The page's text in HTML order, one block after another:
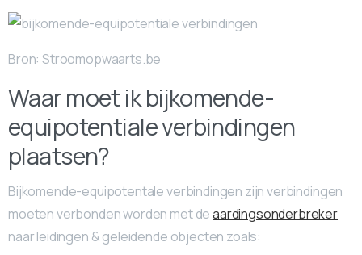
Bron: Stroomopwaarts.be
Waar moet ik bijkomende-
equipotentiale verbindingen
plaatsen?
Bijkomende-equipotentale verbindingen zijn verbindingen
moeten verbonden worden met deaardingsonderbreker
naar leidingen & geleidende objecten zoals: